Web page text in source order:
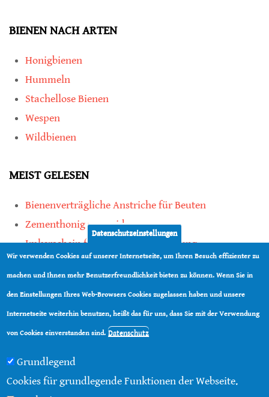
BIENEN NACH ARTEN
Honigbienen
Hummeln
Stachellose Bienen
Wespen
Wildbienen
MEIST GELESEN
Bienenverträgliche Anstriche für Beuten
Zementhonig vermeiden
Imkerschein für Honigbienen-Haltung
Kauf von Mittelwänden ist Vertrauenssache
teilen
Datenschutzeinstellungen
Wir verwenden Cookies auf unserer Internetseite, um Ihren Besuch effizienter zu
machen und Ihnen mehr Benutzerfreundlichkeit bieten zu können. Wenn Sie in
den Einstellungen Ihres Web-Browsers Cookies zugelassen haben und unsere
Internetseite weiterhin benutzen, heißt das für uns, dass Sie mit der Verwendung
von Cookies einverstanden sind. Datenschutz
Grundlegend
Cookies für grundlegende Funktionen der Webseite.